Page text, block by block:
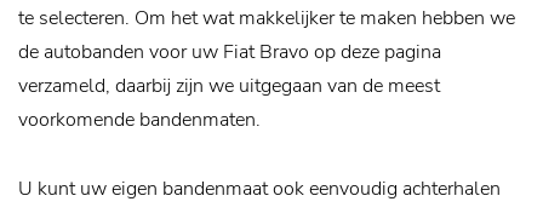
te selecteren. Om het wat makkelijker te maken hebben we
de autobanden voor uw Fiat Bravo op deze pagina
verzameld, daarbij zijn we uitgegaan van de meest
voorkomende bandenmaten.
U kunt uw eigen bandenmaat ook eenvoudig achterhalen